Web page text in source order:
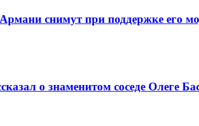
снимут при поддержке его
о знаменитом соседе Олеге